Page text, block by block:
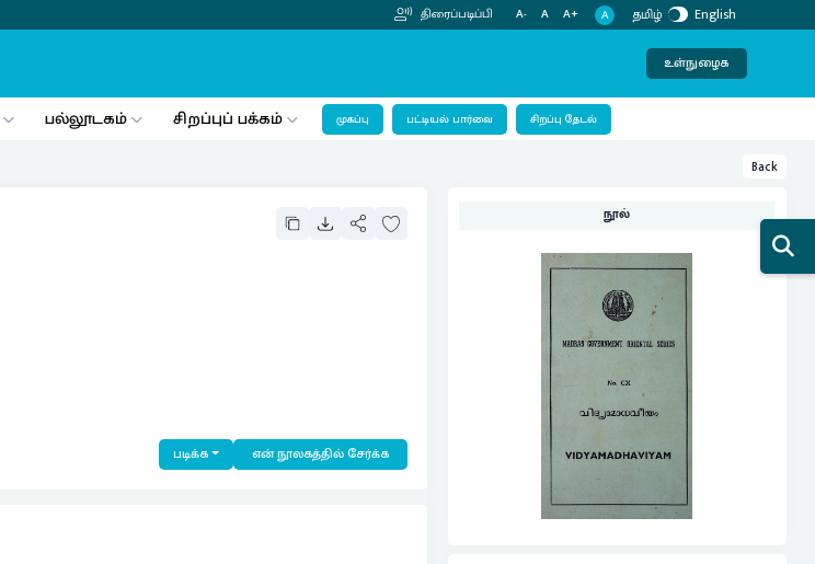
திரைப்படிப்பி A- A A+ A தமிழ் English
உள்நுழைக
பல்லூடகம் சிறப்புப் பக்கம் முகப்பு பட்டியல் பார்வை சிறப்பு தேடல்
Back
படிக்க என் நூலகத்தில் சேர்க்க
நூல்